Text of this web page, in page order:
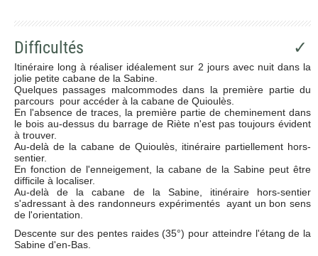
Difficultés ✓
Itinéraire long à réaliser idéalement sur 2 jours avec nuit dans la
jolie petite cabane de la Sabine.
Quelques passages malcommodes dans la première partie du
parcours pour accéder à la cabane de Quioulès.
En l'absence de traces, la première partie de cheminement dans
le bois au-dessus du barrage de Riète n'est pas toujours évident
à trouver.
Au-delà de la cabane de Quioulès, itinéraire partiellement hors-
sentier.
En fonction de l'enneigement, la cabane de la Sabine peut être
difficile à localiser.
Au-delà de la cabane de la Sabine, itinéraire hors-sentier
s'adressant à des randonneurs expérimentés ayant un bon sens
de l'orientation.
Descente sur des pentes raides (35°) pour atteindre l'étang de la
Sabine d'en-Bas.